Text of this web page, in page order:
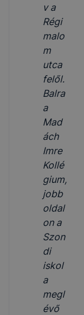
v a
Régi
malo
m
utca
felől.
Balra
a
Mad
ách
Imre
Kollé
gium,
jobb
oldal
on a
Szon
di
iskol
a
megl
évő